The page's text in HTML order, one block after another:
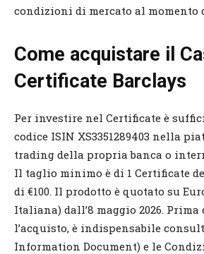
condizioni di mercato al momento
Come acquistare il
Certificate Barclays
Per investire nel Certificate è
codice ISIN XS3351289403 nella
trading della propria banca o
Il taglio minimo è di 1 Certificate
di €100. Il prodotto è quotato su
Italiana) dall’8 maggio 2026. Prima
l’acquisto, è indispensabile
Information Document) e le